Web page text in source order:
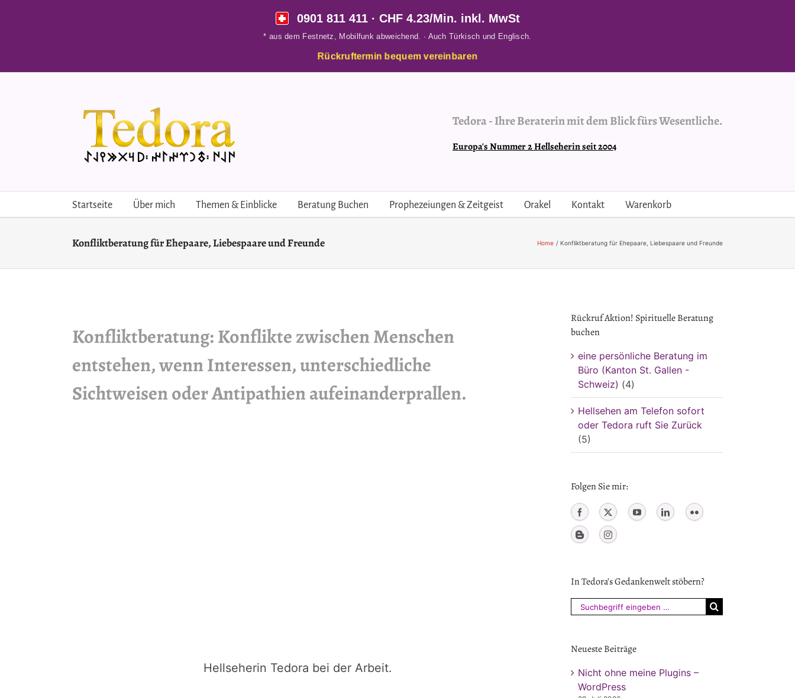
0901 811 411· CHF 4.23/Min. inkl. MwSt
* aus dem Festnetz, Mobilfunk abweichend. · Auch Türkisch und Englisch.
Rückruftermin bequem vereinbaren
Tedora-Ihre Beraterin mit dem Blick fürs Wesentliche.
Europa's Nummer 2 Hellseherin seit 2004
Startseite Über mich Themen & Einblicke Beratung Buchen Prophezeiungen & Zeitgeist Orakel Kontakt Warenkorb
Konfliktberatung für Ehepaare, Liebespaare und Freunde Home Konfliktberatung für Ehepaare, Liebespaare und Freunde
Konfliktberatung: Konflikte zwischen Menschen
entstehen, wenn Interessen, unterschiedliche
Sichtweisen oder Antipathien aufeinanderprallen.
Hellseherin Tedora bei der Arbeit.
Rückruf Aktion! Spirituelle Beratung
buchen
eine persönliche Beratung im
Büro (Kanton St. Gallen -
Schweiz) (4)
Hellsehen am Telefon sofort
oder Tedora ruft Sie Zurück
(5)
Folgen Sie mir:
In Tedora’s Gedankenwelt stöbern?
Suchen
nach:
Neueste Beiträge
Nicht ohne meine Plugins –
WordPress